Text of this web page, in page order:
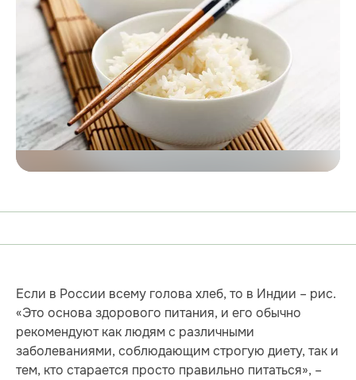
Если в России всему голова хлеб, то в Индии – рис.
«Это основа здорового питания, и его обычно
рекомендуют как людям с различными
заболеваниями, соблюдающим строгую диету, так и
тем, кто старается просто правильно питаться», –